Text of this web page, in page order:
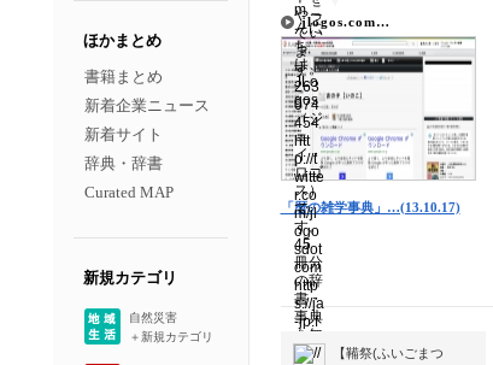
jlogos.com…
「暦の雑学事典」…(13.10.17)
【鞴祭(ふいごまつ
ほかまとめ
書籍まとめ
新着企業ニュース
新着サイト
辞典・辞書
Curated MAP
新規カテゴリ
自然災害
＋新規カテゴリ